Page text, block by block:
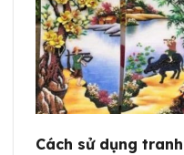
Cách sử dụng